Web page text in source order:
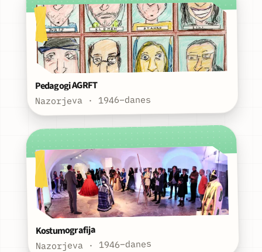
Pedagogi AGRFT
Nazorjeva · 1946–danes
Kostumografija
Nazorjeva · 1946–danes